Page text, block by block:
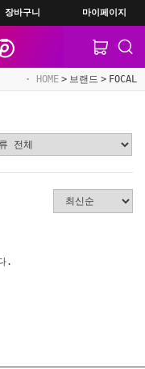
장바구니 마이페이지
HOME 브랜드 FOCAL
.